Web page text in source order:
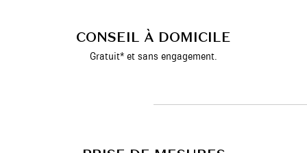
CONSEIL À DOMICILE
Gratuit* et sans engagement.